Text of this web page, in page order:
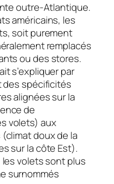
outre-Atlantique.
américains, les
soit purement
remplacés
ou des stores.
s’expliquer par
des spécificités
alignées sur la
de
volets) aux
doux de la
sur la côte Est).
volets sont plus
surnommés